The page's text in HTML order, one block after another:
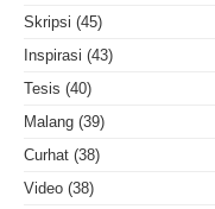
Skripsi (45)
Inspirasi (43)
Tesis (40)
Malang (39)
Curhat (38)
Video (38)